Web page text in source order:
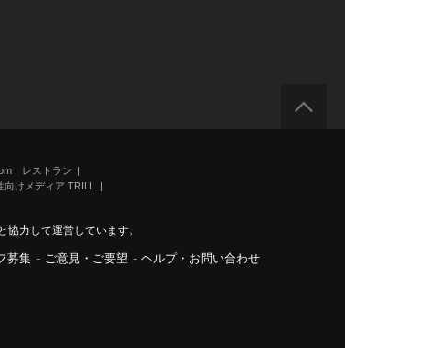
レストラン
向けメディア TRILL
力して運営しています。
募集 - ご意見・ご要望 - ヘルプ・お問い合わせ